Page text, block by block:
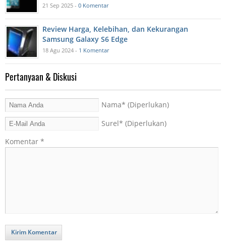
21 Sep 2025 - 0 Komentar
Review Harga, Kelebihan, dan Kekurangan
Samsung Galaxy S6 Edge
18 Agu 2024 - 1 Komentar
Pertanyaan & Diskusi
Nama* (Diperlukan)
Surel* (Diperlukan)
Komentar *
Kirim Komentar